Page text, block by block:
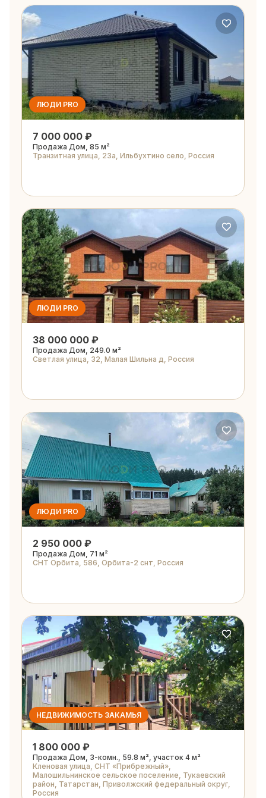
ЛЮДИ PRO
7 000 000 ₽
Продажа Дом, 85 м²
Транзитная улица, 23а, Ильбухтино село, Россия
ЛЮДИ PRO
38 000 000 ₽
Продажа Дом, 249.0 м²
Светлая улица, 32, Малая Шильна д, Россия
ЛЮДИ PRO
2 950 000 ₽
Продажа Дом, 71 м²
СНТ Орбита, 586, Орбита-2 снт, Россия
НЕДВИЖИМОСТЬ ЗАКАМЬЯ
1 800 000 ₽
Продажа Дом, 3-комн., 59.8 м², участок 4 м²
Кленовая улица, СНТ «Прибрежный»,
Малошильнинское сельское поселение, Тукаевский
район, Татарстан, Приволжский федеральный округ,
Россия